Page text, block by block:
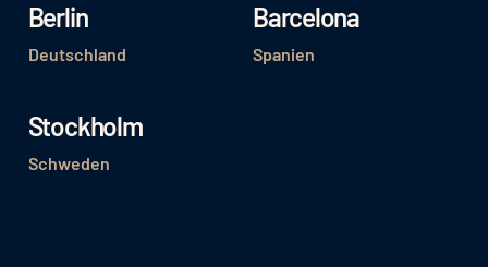
Berlin
Deutschland
Barcelona
Spanien
Stockholm
Schweden